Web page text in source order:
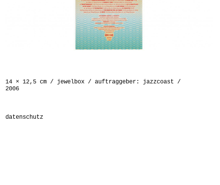
14 × 12,5 cm / jewelbox / auftraggeber: jazzcoast /
2006
datenschutz